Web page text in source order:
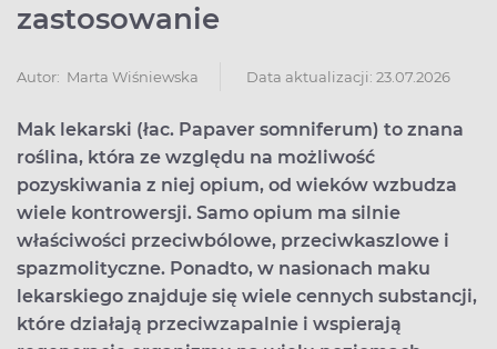
zastosowanie
Autor: Marta Wiśniewska Data aktualizacji: 23.07.2026
Mak lekarski (łac. Papaver somniferum) to znana
roślina, która ze względu na możliwość
pozyskiwania z niej opium, od wieków wzbudza
wiele kontrowersji. Samo opium ma silnie
właściwości przeciwbólowe, przeciwkaszlowe i
spazmolityczne. Ponadto, w nasionach maku
lekarskiego znajduje się wiele cennych substancji,
które działają przeciwzapalnie i wspierają